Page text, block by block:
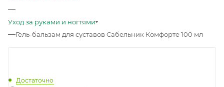
—
Уход за руками и ногтями
—Гель-бальзам для суставов Сабельник Комфорте 100 мл
Достаточно